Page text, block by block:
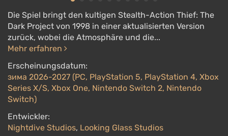
Die Spiel bringt den kultigen Stealth-Action Thief: The
Dark Project von 1998 in einer aktualisierten Version
zurück, wobei die Atmosphäre und die...
Mehr erfahren
Erscheinungsdatum:
зима 2026-2027 (PC, PlayStation 5, PlayStation 4, Xbox
Series X/S, Xbox One, Nintendo Switch 2, Nintendo
Switch)
Entwickler:
Nightdive Studios, Looking Glass Studios